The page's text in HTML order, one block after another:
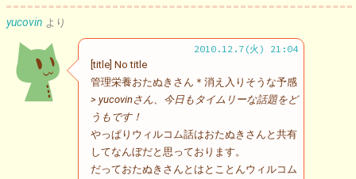
yucovin より
2010.12.7(火) 21:04
[title] No title
管理栄養おたぬきさん＊消え入りそうな予感
> yucovinさん、今日もタイムリーな話題をど
うもです！
やっぱりウィルコム話はおたぬきさんと共有
してなんぼだと思っております。
だっておたぬきさんとはとことんウィルコム